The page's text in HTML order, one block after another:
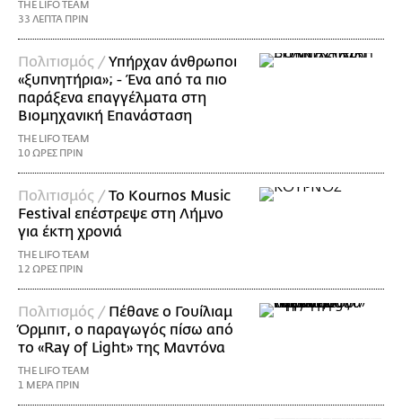
THE LIFO TEAM
33 ΛΕΠΤΑ ΠΡΙΝ
Πολιτισμός / Υπήρχαν άνθρωποι
«ξυπνητήρια»; - Ένα από τα πιο
παράξενα επαγγέλματα στη
Βιομηχανική Επανάσταση
THE LIFO TEAM
10 ΩΡΕΣ ΠΡΙΝ
Πολιτισμός / Το Kournos Music
Festival επέστρεψε στη Λήμνο
για έκτη χρονιά
THE LIFO TEAM
12 ΩΡΕΣ ΠΡΙΝ
Πολιτισμός / Πέθανε ο Γουίλιαμ
Όρμπιτ, ο παραγωγός πίσω από
το «Ray of Light» της Μαντόνα
THE LIFO TEAM
1 ΜΕΡΑ ΠΡΙΝ